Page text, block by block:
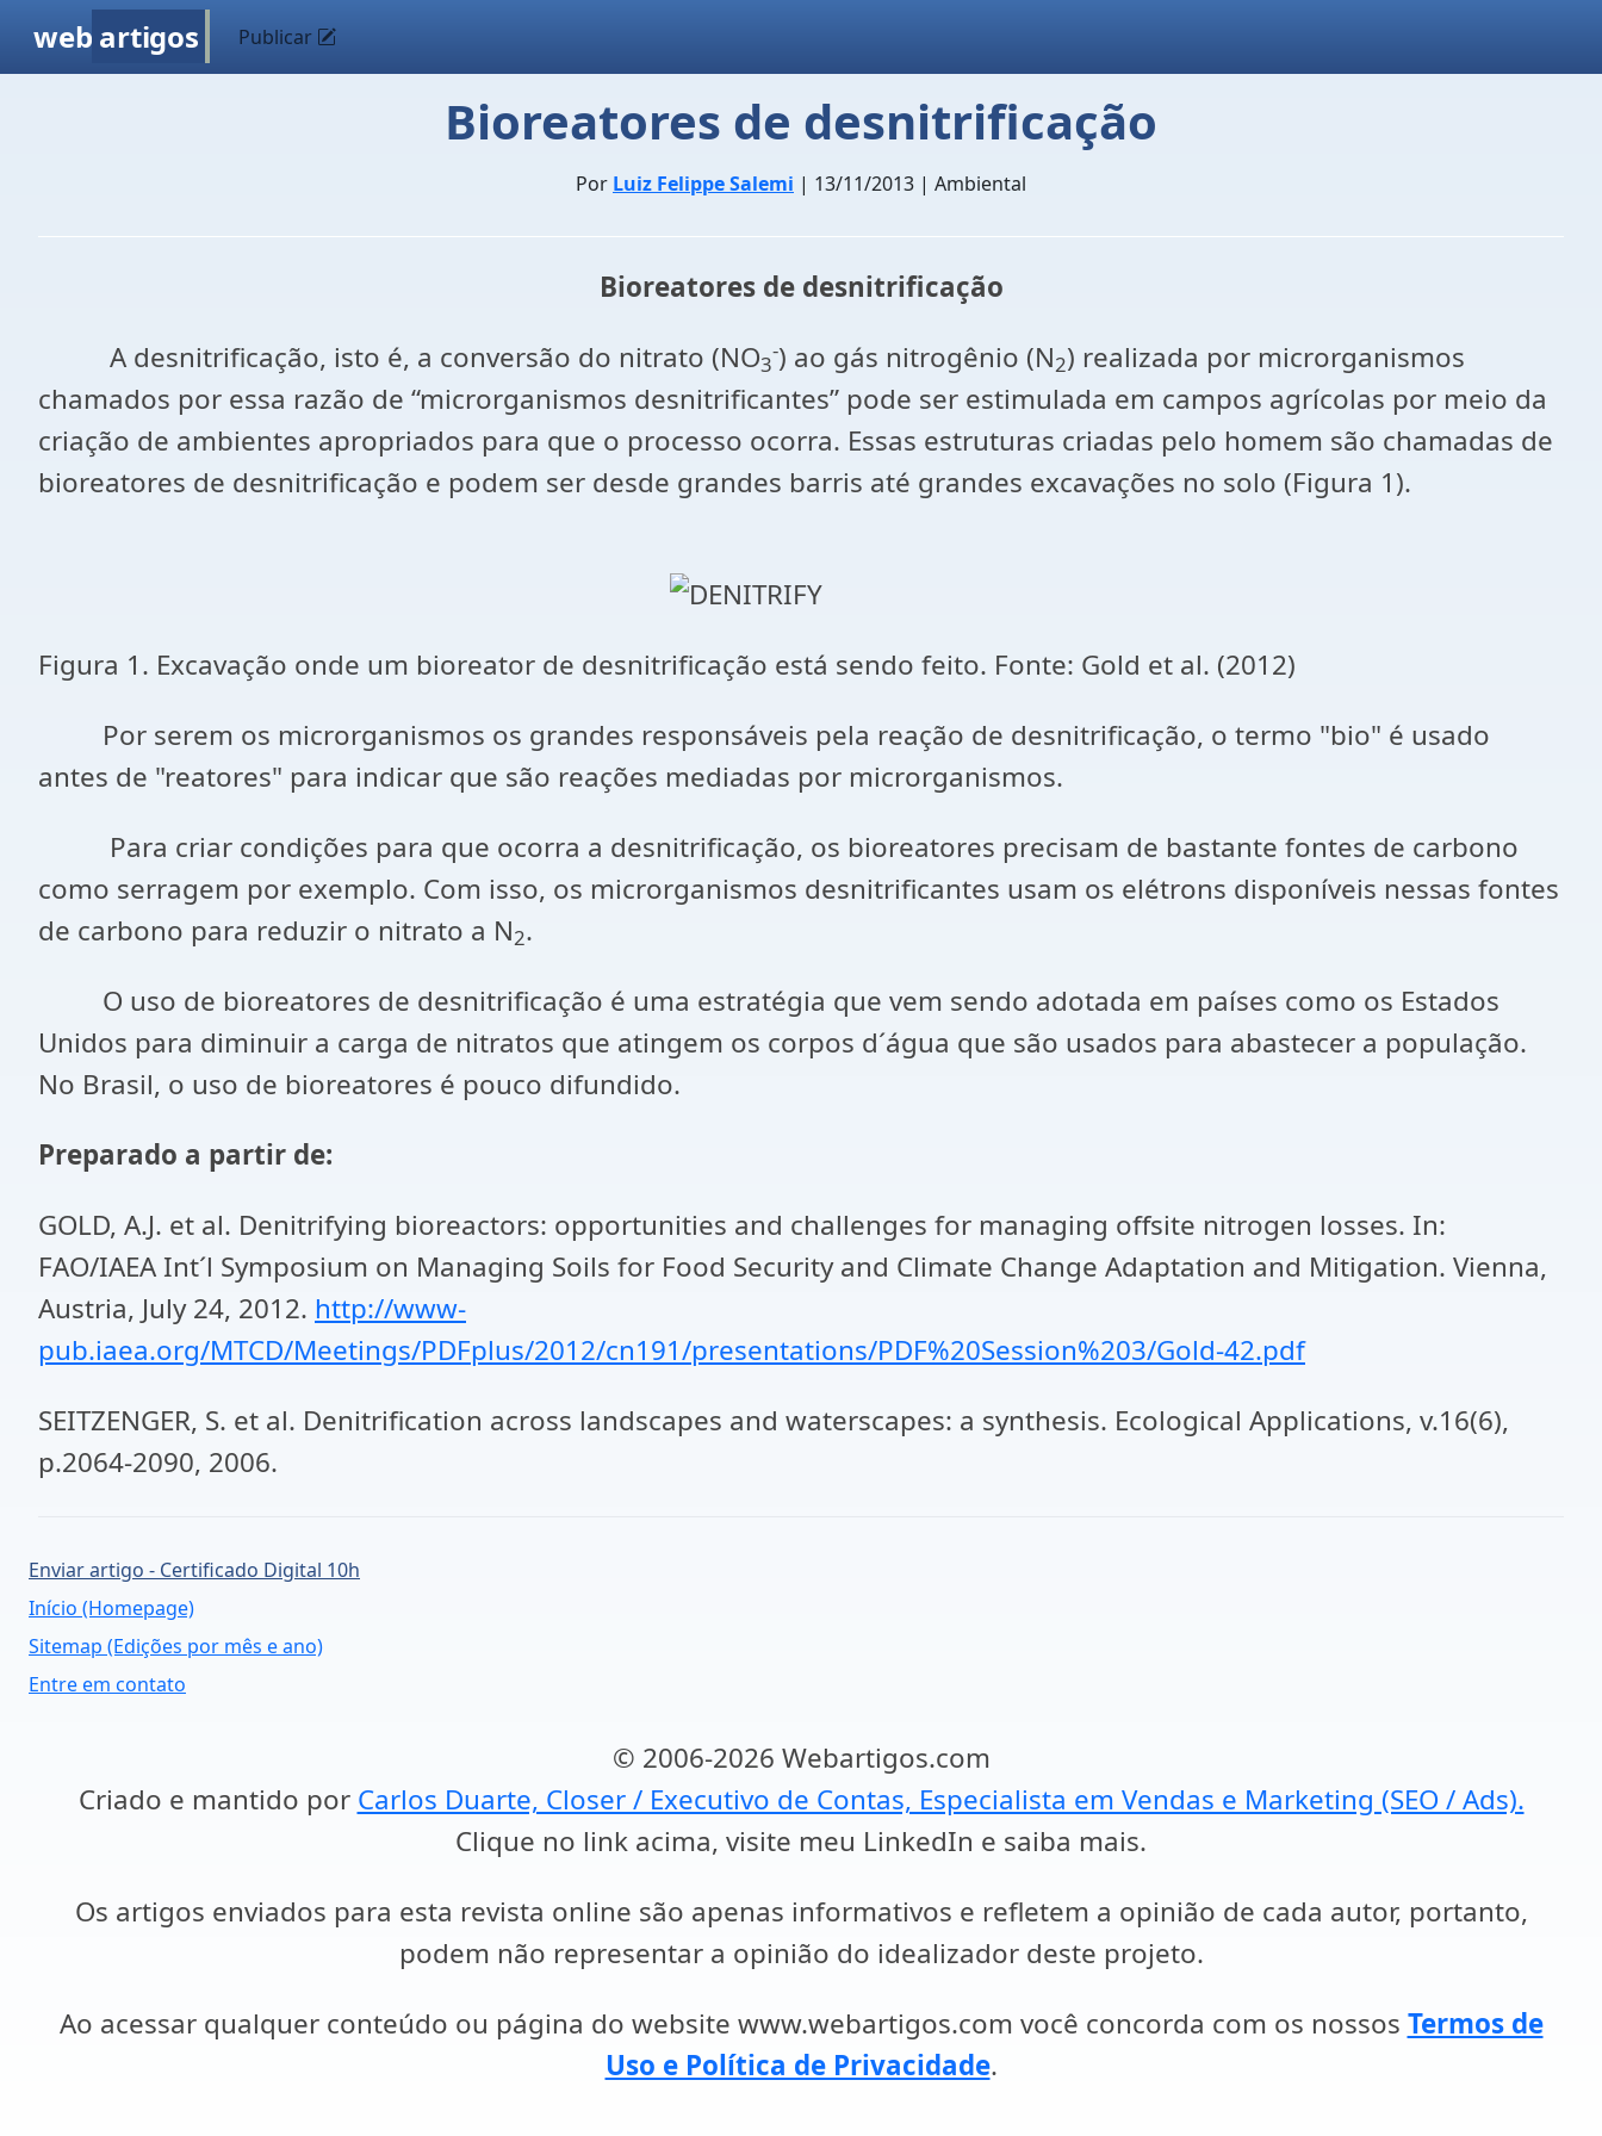
web artigos Publicar
Bioreatores de desnitrificação
Por Luiz Felippe Salemi | 13/11/2013 | Ambiental
Bioreatores de desnitrificação
A desnitrificação, isto é, a conversão do nitrato (NO3
-) ao gás nitrogênio (N2) realizada por microrganismos
chamados por essa razão de “microrganismos desnitrificantes” pode ser estimulada em campos agrícolas por meio da
criação de ambientes apropriados para que o processo ocorra. Essas estruturas criadas pelo homem são chamadas de
bioreatores de desnitrificação e podem ser desde grandes barris até grandes excavações no solo (Figura 1).
Figura 1. Excavação onde um bioreator de desnitrificação está sendo feito. Fonte: Gold et al. (2012)
Por serem os microrganismos os grandes responsáveis pela reação de desnitrificação, o termo "bio" é usado
antes de "reatores" para indicar que são reações mediadas por microrganismos.
Para criar condições para que ocorra a desnitrificação, os bioreatores precisam de bastante fontes de carbono
como serragem por exemplo. Com isso, os microrganismos desnitrificantes usam os elétrons disponíveis nessas fontes
de carbono para reduzir o nitrato a N2.
O uso de bioreatores de desnitrificação é uma estratégia que vem sendo adotada em países como os Estados
Unidos para diminuir a carga de nitratos que atingem os corpos d´água que são usados para abastecer a população.
No Brasil, o uso de bioreatores é pouco difundido.
Preparado a partir de:
GOLD, A.J. et al. Denitrifying bioreactors: opportunities and challenges for managing offsite nitrogen losses. In:
FAO/IAEA Int´l Symposium on Managing Soils for Food Security and Climate Change Adaptation and Mitigation. Vienna,
Austria, July 24, 2012. http://www-
pub.iaea.org/MTCD/Meetings/PDFplus/2012/cn191/presentations/PDF%20Session%203/Gold-42.pdf
SEITZENGER, S. et al. Denitrification across landscapes and waterscapes: a synthesis. Ecological Applications, v.16(6),
p.2064-2090, 2006.
Enviar artigo - Certificado Digital 10h
Início (Homepage)
Sitemap (Edições por mês e ano)
Entre em contato
© 2006-2026 Webartigos.com
Criado e mantido por Carlos Duarte, Closer / Executivo de Contas, Especialista em Vendas e Marketing (SEO / Ads).
Clique no link acima, visite meu LinkedIn e saiba mais.
Os artigos enviados para esta revista online são apenas informativos e refletem a opinião de cada autor, portanto,
podem não representar a opinião do idealizador deste projeto.
Ao acessar qualquer conteúdo ou página do website www.webartigos.com você concorda com os nossos Termos de
Uso e Política de Privacidade.